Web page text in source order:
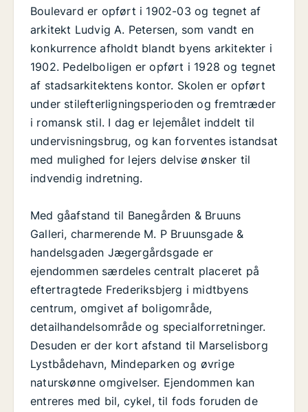
Boulevard er opført i 1902-03 og tegnet af
arkitekt Ludvig A. Petersen, som vandt en
konkurrence afholdt blandt byens arkitekter i
1902. Pedelboligen er opført i 1928 og tegnet
af stadsarkitektens kontor. Skolen er opført
under stilefterligningsperioden og fremtræder
i romansk stil. I dag er lejemålet inddelt til
undervisningsbrug, og kan forventes istandsat
med mulighed for lejers delvise ønsker til
indvendig indretning.
Med gåafstand til Banegården & Bruuns
Galleri, charmerende M. P Bruunsgade &
handelsgaden Jægergårdsgade er
ejendommen særdeles centralt placeret på
eftertragtede Frederiksbjerg i midtbyens
centrum, omgivet af boligområde,
detailhandelsområde og specialforretninger.
Desuden er der kort afstand til Marselisborg
Lystbådehavn, Mindeparken og øvrige
naturskønne omgivelser. Ejendommen kan
entreres med bil, cykel, til fods foruden de